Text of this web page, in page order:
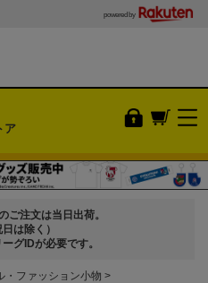
powered by
ア
ご注文は当日出荷。
日は除く）
グIDが必要です。
・ファッション小物